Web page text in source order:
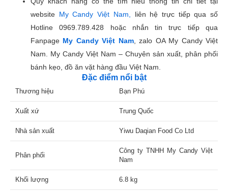
website My Candy Việt Nam,
liên hệ trực tiếp qua số
Hotline 0969.789.428 hoặc nhắn tin trực tiếp qua
Fanpage My Candy Việt Nam, zalo OA My Candy Việt
Nam. My Candy Việt Nam – Chuyên sản xuất, phân phối
bánh kẹo, đồ ăn vặt hàng đầu Việt Nam.
Đặc điểm nổi bật
Thương hiệu Bạn Phú
Xuất xứ Trung Quốc
Nhà sản xuất Yiwu Daqian Food Co Ltd
Phân phối
Công ty TNHH My Candy Việt
Nam
Khối lượng 6.8 kg